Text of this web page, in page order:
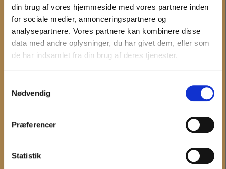
din brug af vores hjemmeside med vores partnere inden
for sociale medier, annonceringspartnere og
analysepartnere. Vores partnere kan kombinere disse
data med andre oplysninger, du har givet dem, eller som
de har indsamlet fra din brug af deres tjenester.
Nødvendig
Præferencer
Statistik
INFORMATION
Det sker
Digitale tilbud
Undervisning
Presseservice